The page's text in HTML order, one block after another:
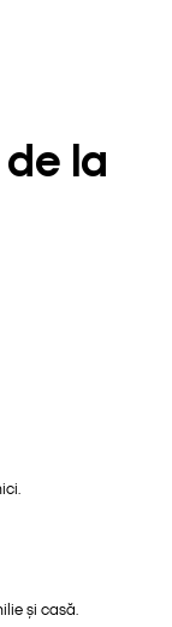
la
și casă.